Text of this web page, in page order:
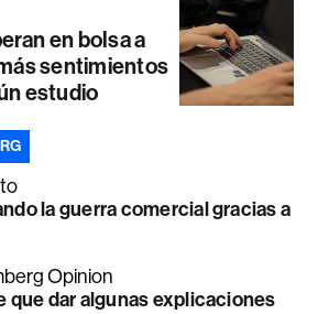
en bolsa a
sentimientos
estudio
la guerra comercial gracias a
Opinion
que dar algunas explicaciones